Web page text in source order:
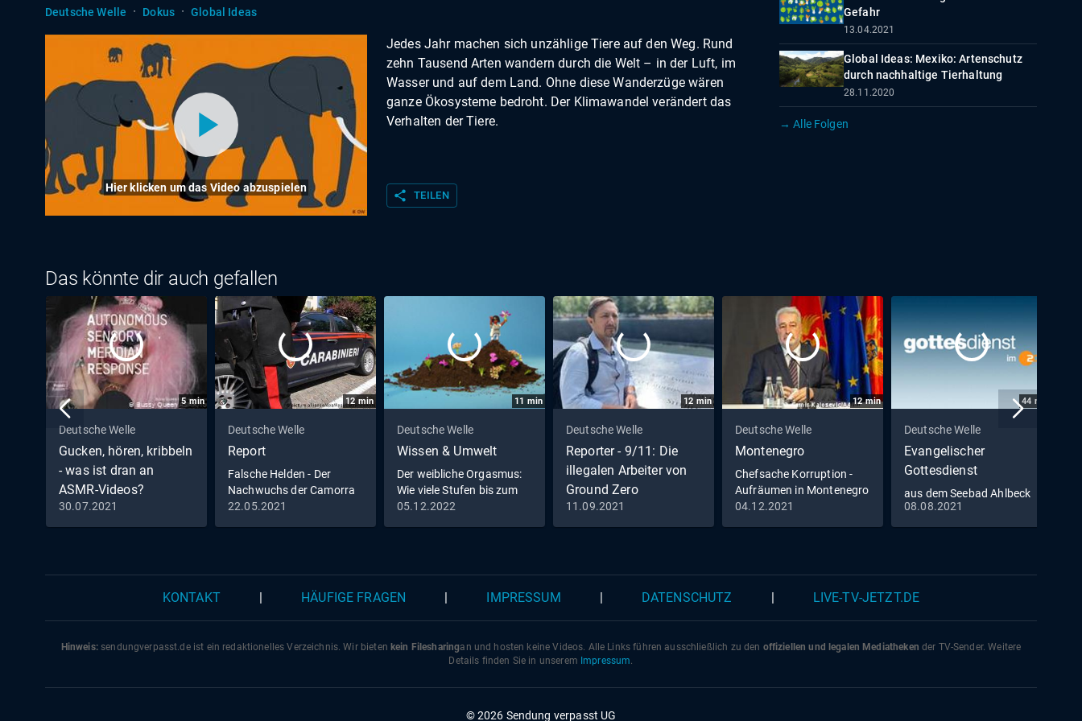
Deutsche Welle
· Dokus · Global Ideas
Hier klicken um das Video abzuspielen
Jedes Jahr machen sich unzählige Tiere auf den Weg. Rund
zehn Tausend Arten wandern durch die Welt – in der Luft, im
Wasser und auf dem Land. Ohne diese Wanderzüge wären
ganze Ökosysteme bedroht. Der Klimawandel verändert das
Verhalten der Tiere.
share TEILEN
Gefahr
13.04.2021
Global Ideas: Mexiko: Artenschutz
durch nachhaltige Tierhaltung
28.11.2020
→ Alle Folgen
Das könnte dir auch gefallen
5min
Deutsche Welle
Gucken, hören, kribbeln
- was ist dran an
ASMR-Videos?
30.07.2021
12 min
Deutsche Welle
Report
Falsche Helden - Der
Nachwuchs der Camorra
22.05.2021
11 min
Deutsche Welle
Wissen & Umwelt
Der weibliche Orgasmus:
Wie viele Stufen bis zum
Höhepunkt?
05.12.2022
12 min
Deutsche Welle
Reporter - 9/11: Die
illegalen Arbeiter von
Ground Zero
11.09.2021
12min
Deutsche Welle
Montenegro
Chefsache Korruption -
Aufräumen in Montenegro
04.12.2021
44 min
Deutsche Welle
Evangelischer
Gottesdienst
aus dem Seebad Ahlbeck
08.08.2021
KONTAKT HÄUFIGE FRAGEN IMPRESSUM DATENSCHUTZ LIVE-TV-JETZT.DE
Hinweis:sendungverpasst.deist ein redaktionelles Verzeichnis. Wir bieten kein Filesharingan und hosten keine Videos. Alle Links führen ausschließlich zu den offiziellen und legalen Mediatheken der TV-Sender. Weitere
Details finden Sie in unserem Impressum.
© 2026 Sendung verpasst UG